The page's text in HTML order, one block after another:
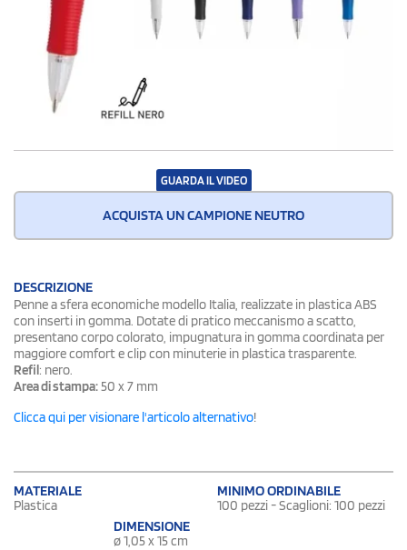
GUARDA IL VIDEO
ACQUISTA UN CAMPIONE NEUTRO
DESCRIZIONE
Penne a sfera economiche modello Italia, realizzate in plastica ABS
con inserti in gomma. Dotate di pratico meccanismo a scatto,
presentano corpo colorato, impugnatura in gomma coordinata per
maggiore comfort e clip con minuterie in plastica trasparente.
Refil: nero.
Area di stampa:50 x 7 mm
Clicca qui per visionare l'articolo alternativo!
MATERIALE
Plastica
MINIMO ORDINABILE
100 pezzi - Scaglioni: 100 pezzi
DIMENSIONE
ø 1,05 x 15 cm